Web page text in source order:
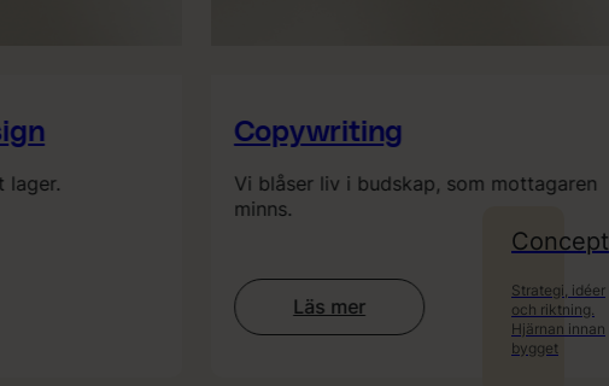
Concept
Strategi, idéer
och riktning.
Hjärnan innan
bygget
Copywriting
Vi blåser liv i budskap, som mottagaren
minns.
Läs mer
:
Copywriting